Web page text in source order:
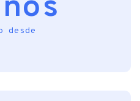
desde